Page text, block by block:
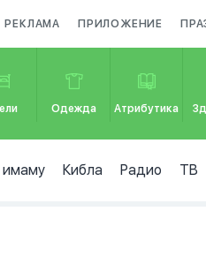
РЕКЛАМА ПРИЛОЖЕНИЕ
Одежда Атрибутика
имаму Кибла Радио ТВ